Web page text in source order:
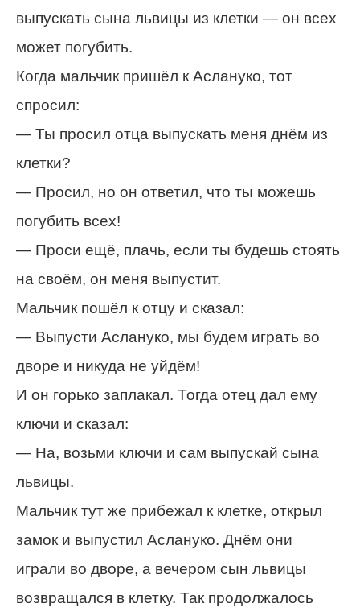
выпускать сына львицы из клетки — он всех
может погубить.
Когда мальчик пришёл к Аслануко, тот
спросил:
— Ты просил отца выпускать меня днём из
клетки?
— Просил, но он ответил, что ты можешь
погубить всех!
— Проси ещё, плачь, если ты будешь стоять
на своём, он меня выпустит.
Мальчик пошёл к отцу и сказал:
— Выпусти Аслануко, мы будем играть во
дворе и никуда не уйдём!
И он горько заплакал. Тогда отец дал ему
ключи и сказал:
— На, возьми ключи и сам выпускай сына
львицы.
Мальчик тут же прибежал к клетке, открыл
замок и выпустил Аслануко. Днём они
играли во дворе, а вечером сын львицы
возвращался в клетку. Так продолжалось